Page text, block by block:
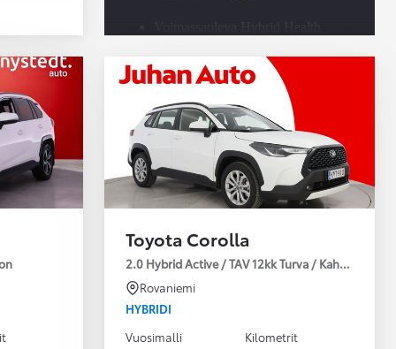
Voimassaoleva Hybrid Health
hybridissä
Saatavilla Easy Osamaksu -
rahoitus ja Toyota Vakuutus
Toyota Corolla
2.0 Hybrid Active / TAV 12kk Turva / Kahdet
Rovaniemi
HYBRIDI
Vuosimalli
Kilometrit